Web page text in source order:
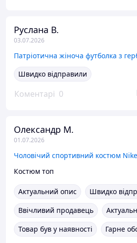
Руслана В.
03.07.2026
Швидко відправили
Коментарі 0
Олександр М.
01.07.2026
Костюм топ
Актуальний опис
Швидко
Ввічливий продавець
Товар був у наявності
Гарне